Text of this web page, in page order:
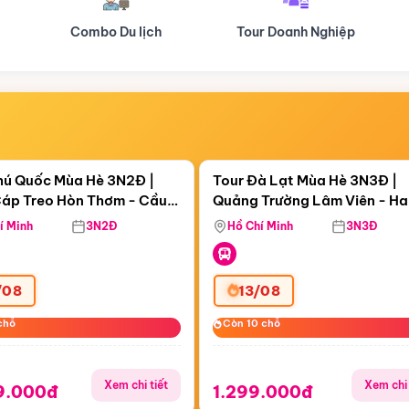
Tour Doanh Nghiệp Du lịch Hành Hương
23:59:51
Treo Hòn Thơm
Quốc Mùa Hè 3N2Đ |
Treo Hòn Thơm - Cầu
Viên Nước Aquatopia
Minh 3N2Đ
Xem chi tiết
Còn05 ngày 23:59:51
Tour Đà Lạt Mùa Hè 3N3Đ |
Quảng Trường Lâm Viên -
Hill - Puppy Farm
Hồ Chí Minh 3N3Đ
13/08
Còn 10 chỗ
Còn 10 chỗ
1.299.000đ Xem